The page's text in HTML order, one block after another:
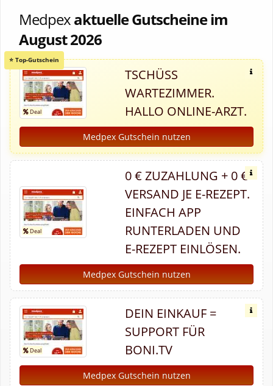
Medpexaktuelle Gutscheine im
August 2026
TSCHÜSS
WARTEZIMMER.
HALLO ONLINE-ARZT.
Medpex Gutschein nutzen
0 € ZUZAHLUNG + 0 €
VERSAND JE E-REZEPT.
EINFACH APP
RUNTERLADEN UND
E-REZEPT EINLÖSEN.
Medpex Gutschein nutzen
DEIN EINKAUF =
SUPPORT FÜR
BONI.TV
Medpex Gutschein nutzen